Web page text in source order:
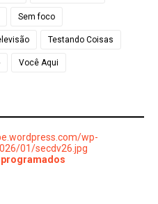
Sem foco
Testando Coisas
Você Aqui